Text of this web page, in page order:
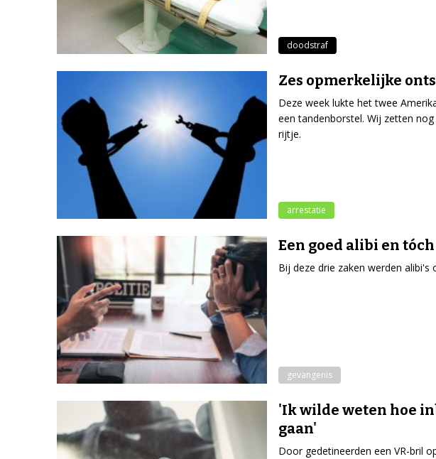
doodstraf
Zes opmerkelijke
Deze week lukte het twee
een tandenborstel. Wij zetten
rijtje.
arrestatie
Een goed alibi en
Bij deze drie zaken werden alibi's
gevangenis
'Ik wilde weten hoe
gaan'
Door gedetineerden een VR-bril